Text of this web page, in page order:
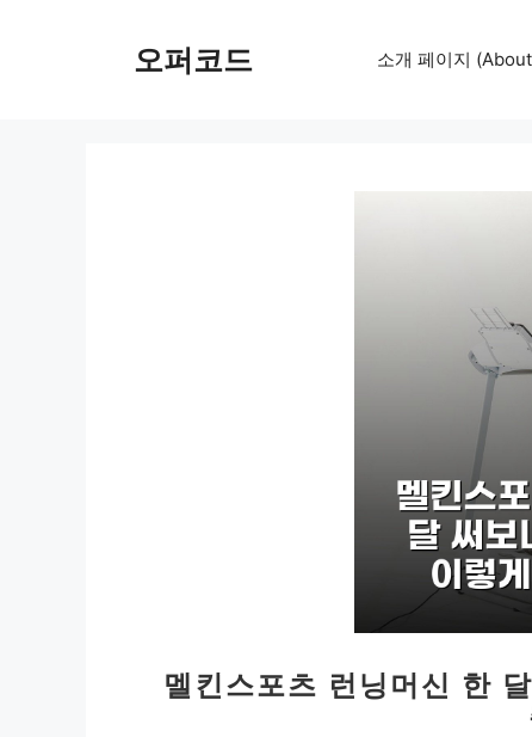
오퍼코드 소개 페이지
멜킨스포츠 런닝머신 한